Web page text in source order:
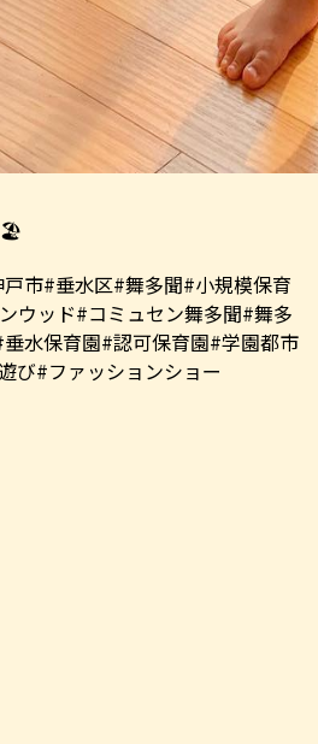
🏖️
市#垂水区#舞多聞#小規模保育
ウッド#コミュセン舞多聞#舞多
水保育園#認可保育園#学園都市
び#ファッションショー